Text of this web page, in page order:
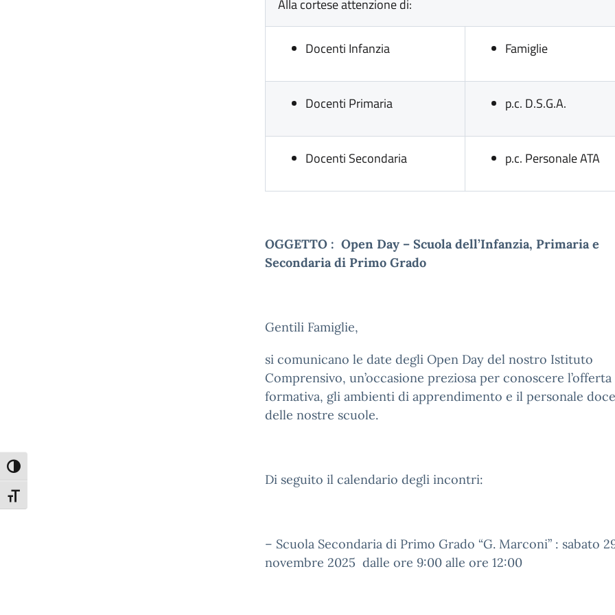
Attiva/disattiva alto contrasto
Attiva/disattiva dimensione testo
Alla cortese attenzione di:
Docenti Infanzia Famiglie
Docenti Primaria p.c. D.S.G.A.
Docenti Secondaria p.c. Personale ATA
OGGETTO : Open Day – Scuola dell’Infanzia, Primaria e
Secondaria di Primo Grado
Gentili Famiglie,
si comunicano le date degli Open Day del nostro Istituto
Comprensivo, un’occasione preziosa per conoscere l’offerta
formativa, gli ambienti di apprendimento e il personale
delle nostre scuole.
Di seguito il calendario degli incontri:
– Scuola Secondaria di Primo Grado “G. Marconi” : sabato
novembre 2025 dalle ore 9:00 alle ore 12:00